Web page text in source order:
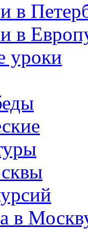
в
в
уроки
в